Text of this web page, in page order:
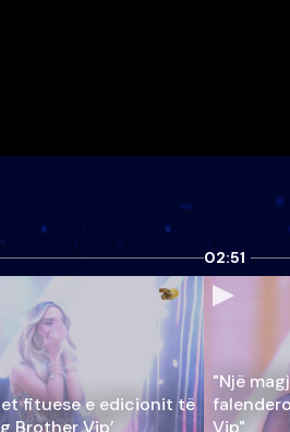
fituese e edicionit të
Brother Vip’
02:51
"Një
Vip"